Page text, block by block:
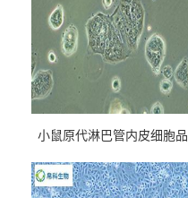
小鼠原代淋巴管内皮细胞品